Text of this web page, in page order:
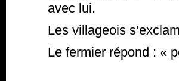
avec lui.
Les villageois
Le fermier répond : «